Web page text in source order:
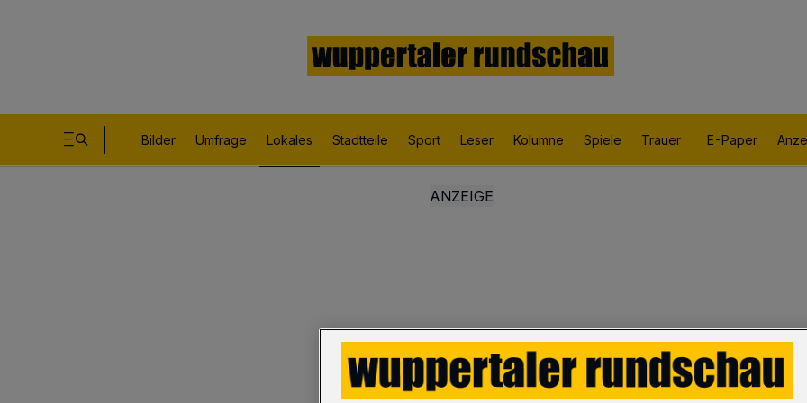
Bilder Umfrage Lokales Stadtteile Sport Leser Kolumne Spiele Trauer E-Paper